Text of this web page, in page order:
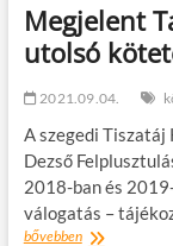
Megjelent
utolsó
2021.09.04.
A szegedi Tiszatáj
Dezső
2018-ban és
válogatás –
bővebbenMegjelent